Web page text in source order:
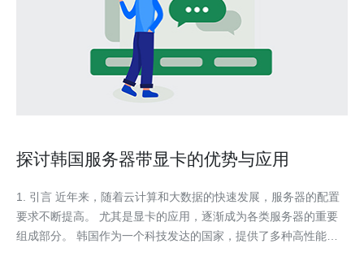
探讨韩国服务器带显卡的优势与应用
1. 引言 近年来，随着云计算和大数据的快速发展，服务器的配置
要求不断提高。 尤其是显卡的应用，逐渐成为各类服务器的重要
组成部分。 韩国作为一个科技发达的国家，提供了多种高性能的